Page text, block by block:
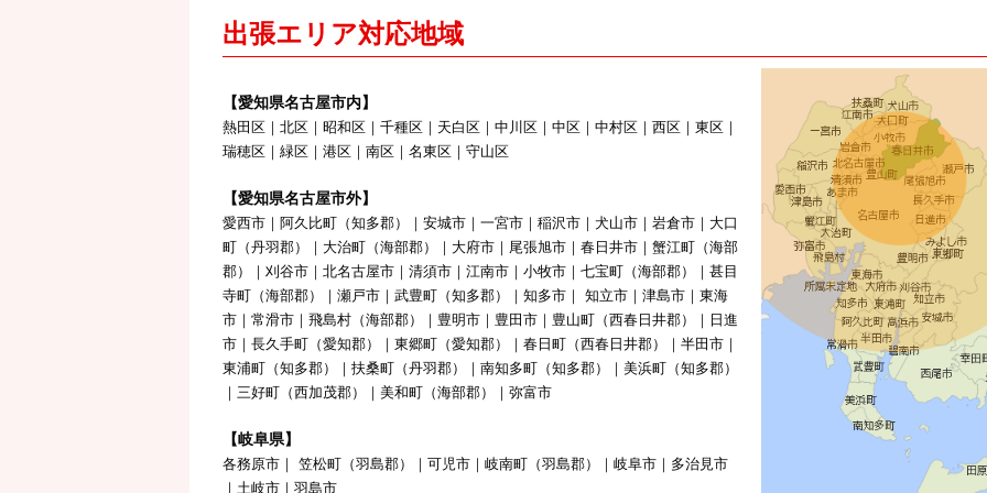
出張エリア対応地域
【愛知県名古屋市内】
熱田区｜北区｜昭和区｜千種区｜天白区｜中川区｜中区｜中村区｜西区｜東区｜
瑞穂区｜緑区｜港区｜南区｜名東区｜守山区
【愛知県名古屋市外】
愛西市｜阿久比町（知多郡）｜安城市｜一宮市｜稲沢市｜犬山市｜岩倉市｜大口
町（丹羽郡）｜大治町（海部郡）｜大府市｜尾張旭市｜春日井市｜蟹江町（海部
郡）｜刈谷市｜北名古屋市｜清須市｜江南市｜小牧市｜七宝町（海部郡）｜甚目
寺町（海部郡）｜瀬戸市｜武豊町（知多郡）｜知多市｜ 知立市｜津島市｜東海
市｜常滑市｜飛島村（海部郡）｜豊明市｜豊田市｜豊山町（西春日井郡）｜日進
市｜長久手町（愛知郡）｜東郷町（愛知郡）｜春日町（西春日井郡）｜半田市｜
東浦町（知多郡）｜扶桑町（丹羽郡）｜南知多町（知多郡）｜美浜町（知多郡）
｜三好町（西加茂郡）｜美和町（海部郡）｜弥富市
【岐阜県】
各務原市｜ 笠松町（羽島郡）｜可児市｜岐南町（羽島郡）｜岐阜市｜多治見市
｜土岐市｜羽島市